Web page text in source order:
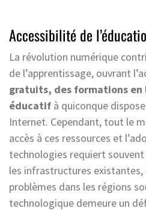
Accessibilité de
La révolution numérique
de l’apprentissage, ouvrant
gratuits, des formations en
éducatif à quiconque
Internet. Cependant, tout le
accès à ces ressources et
technologies requiert
les infrastructures existantes,
problèmes dans les régions
technologique demeure un